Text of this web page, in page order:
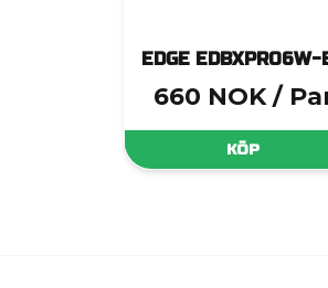
EDGE EDBXPRO6W-
660 NOK /
KÖP